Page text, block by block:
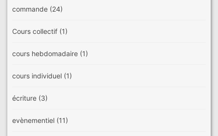
commande (24)
Cours collectif (1)
cours hebdomadaire (1)
cours individuel (1)
écriture (3)
evènementiel (11)